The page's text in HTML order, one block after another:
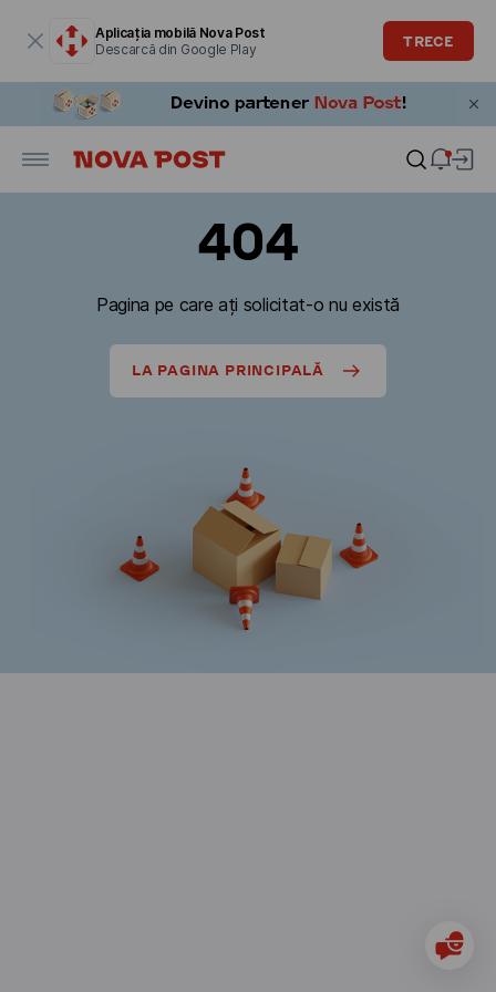
Aplicația mobilă Nova Post
Descarcă din Google Play
TRECE
404
Pagina pe care ați solicitat-o nu există
LA PAGINA PRINCIPALĂ